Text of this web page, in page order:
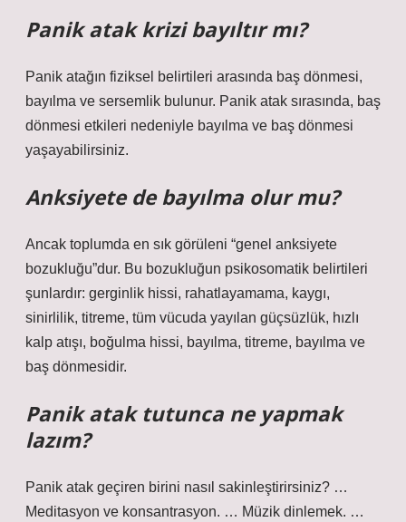
Panik atak krizi bayıltır mı?
Panik atağın fiziksel belirtileri arasında baş dönmesi,
bayılma ve sersemlik bulunur. Panik atak sırasında, baş
dönmesi etkileri nedeniyle bayılma ve baş dönmesi
yaşayabilirsiniz.
Anksiyete de bayılma olur mu?
Ancak toplumda en sık görüleni “genel anksiyete
bozukluğu”dur. Bu bozukluğun psikosomatik belirtileri
şunlardır: gerginlik hissi, rahatlayamama, kaygı,
sinirlilik, titreme, tüm vücuda yayılan güçsüzlük, hızlı
kalp atışı, boğulma hissi, bayılma, titreme, bayılma ve
baş dönmesidir.
Panik atak tutunca ne yapmak
lazım?
Panik atak geçiren birini nasıl sakinleştirirsiniz? …
Meditasyon ve konsantrasyon. … Müzik dinlemek. …